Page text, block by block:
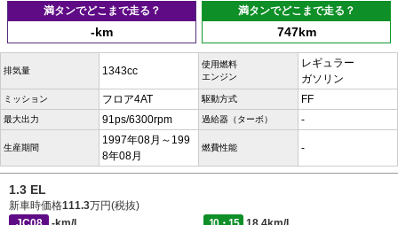
満タンでどこまで走る？
-km
満タンでどこまで走る？
747km
排気量 1343cc
使用燃料
エンジン
レギュラー
ガソリン
ミッション フロア4AT 駆動方式 FF
最大出力 91ps/6300rpm 過給器（ターボ） -
生産期間
1997年08月～199
8年08月
燃費性能 -
1.3 EL
新車時価格111.3万円(税抜)